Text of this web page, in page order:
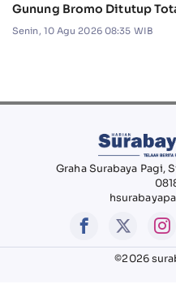
Gunung Bromo Ditutup
Senin, 10 Agu 2026 08:35 WIB
Graha Surabaya Pagi,
©2026